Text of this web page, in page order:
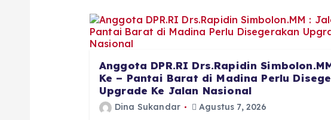
Anggota DPR.RI Drs.Rapidin
Ke – Pantai Barat di Madina Perlu
Upgrade Ke Jalan Nasional
Dina Sukandar Agustus 7, 2026